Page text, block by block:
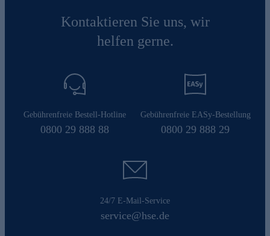
Kontaktieren Sie uns, wir
helfen gerne.
Gebührenfreie Bestell-Hotline
0800 29 888 88
Gebührenfreie EASy-Bestellung
0800 29 888 29
24/7 E-Mail-Service
service@hse.de